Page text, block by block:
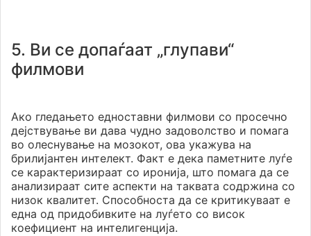
5. Ви се допаѓаат „глупави“
филмови
Ако гледањето едноставни филмови со просечно
дејствување ви дава чудно задоволство и помага
во олеснување на мозокот, ова укажува на
брилијантен интелект. Факт е дека паметните луѓе
се карактеризираат со иронија, што помага да се
анализираат сите аспекти на таквата содржина со
низок квалитет. Способноста да се критикуваат е
една од придобивките на луѓето со висок
коефициент на интелигенција.